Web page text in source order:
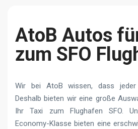
AtoB Autos
zum SFO
Wir bei AtoB wissen, dass
Deshalb bieten wir eine große
Ihr Taxi zum Flughafen SFO.
Economy-Klasse bieten eine